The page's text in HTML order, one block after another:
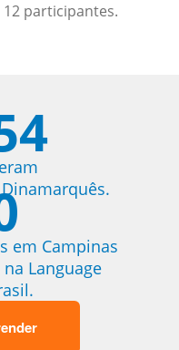
participantes.
em Campinas
Language